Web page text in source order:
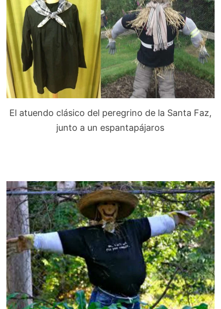
El atuendo clásico del peregrino de la Santa Faz,
junto a un espantapájaros